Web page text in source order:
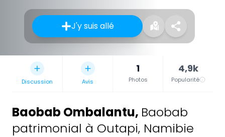
J'y suis allé
Discussion Avis
1
Photos
4,9k
Popularité
Baobab Ombalantu, Baobab
patrimonial à Outapi, Namibie